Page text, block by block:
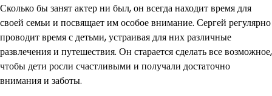
Сколько бы занят актер ни был, он всегда находит время для
своей семьи и посвящает им особое внимание. Сергей регулярно
проводит время с детьми, устраивая для них различные
развлечения и путешествия. Он старается сделать все возможное,
чтобы дети росли счастливыми и получали достаточно
внимания и заботы.